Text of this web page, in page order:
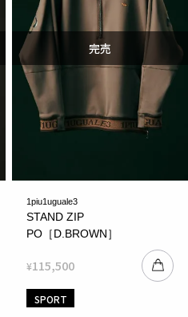
1piu1uguale3
STAND ZIP
PO［D.BROWN］
¥115,500
SPORT